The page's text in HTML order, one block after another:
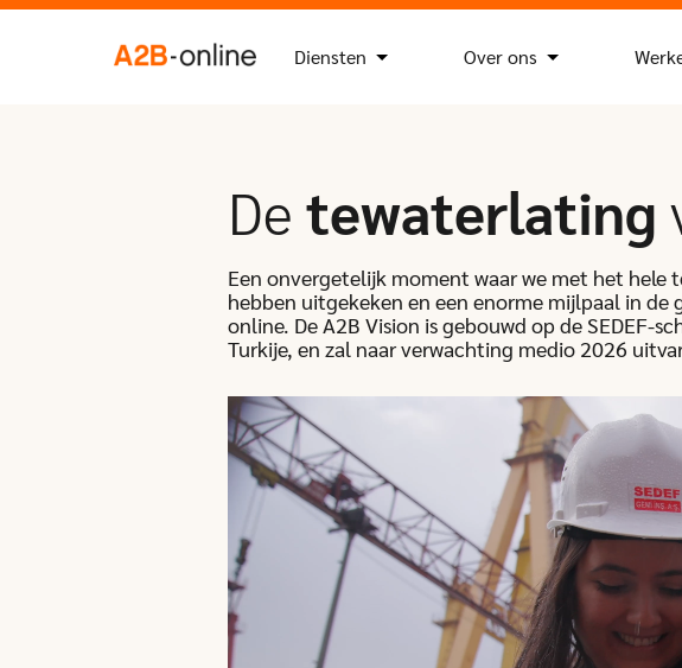
Ga naar de inhoud
Diensten
Over ons
naar:Zoekknop
NL EN
De tewaterlating
Een onvergetelijk moment waar we met het hele
hebben uitgekeken en een enorme mijlpaal in de
online. De A2B Vision is gebouwd op de SEDEF-
Turkije, en zal naar verwachting medio 2026